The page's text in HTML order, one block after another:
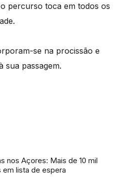
percurso toca em todos os
se na procissão e
sua passagem.
nos Açores: Mais de 10 mil
em lista de espera